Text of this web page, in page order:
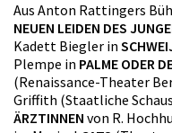
Aus Anton Rattingers
NEUEN LEIDEN DES
Kadett Biegler in
Plempe in PALME ODER
(Renaissance-Theater
Griffith (Staatliche
ÄRZTINNEN von R.